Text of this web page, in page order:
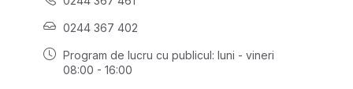
0244 367 402
Program de lucru cu publicul: luni - vineri
08:00 - 16:00